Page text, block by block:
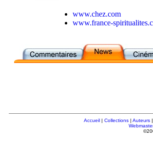
www.chez.com
www.france-
Accueil | Collections | Auteurs